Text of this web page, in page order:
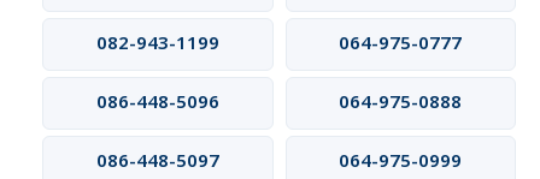
082-943-1199 064-975-0777
086-448-5096 064-975-0888
086-448-5097 064-975-0999